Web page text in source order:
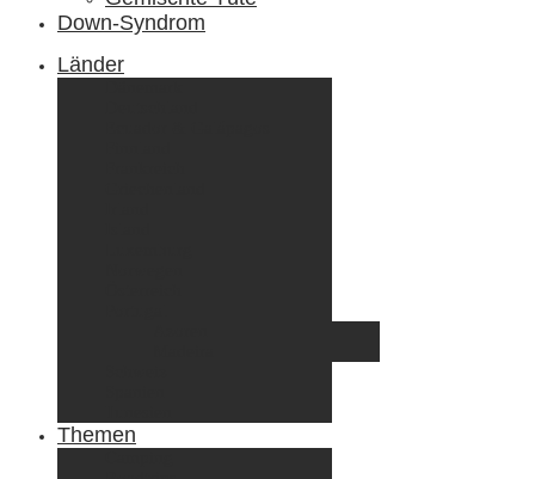
Down-Syndrom
Länder
Themen